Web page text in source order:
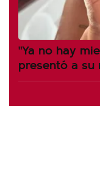
"Ya no hay
presentó a su